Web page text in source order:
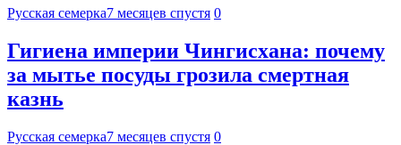
Русская семерка7 месяцев спустя 0
Гигиена империи Чингисхана: почему
за мытье посуды грозила смертная
казнь
Русская семерка7 месяцев спустя 0